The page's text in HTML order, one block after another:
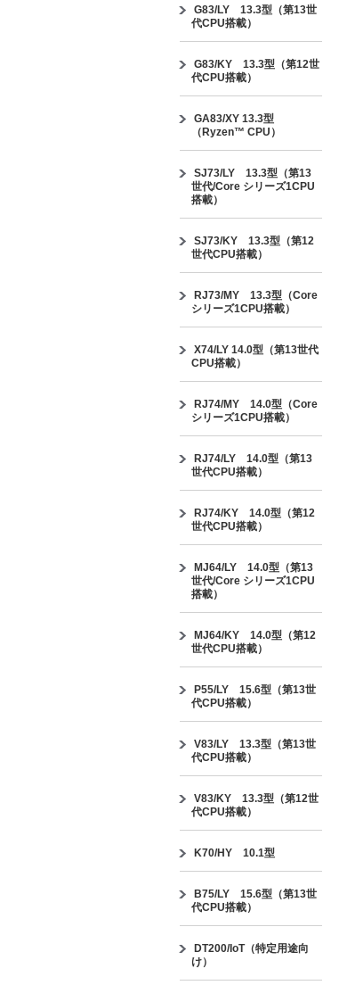
G83/LY 13.3型（第13世
代CPU搭載）
G83/KY 13.3型（第12世
代CPU搭載）
GA83/XY 13.3型
（Ryzen™ CPU）
SJ73/LY 13.3型（第13
世代/Core シリーズ1CPU
搭載）
SJ73/KY 13.3型（第12
世代CPU搭載）
RJ73/MY 13.3型（Core
シリーズ1CPU搭載）
X74/LY 14.0型（第13世代
CPU搭載）
RJ74/MY 14.0型（Core
シリーズ1CPU搭載）
RJ74/LY 14.0型（第13
世代CPU搭載）
RJ74/KY 14.0型（第12
世代CPU搭載）
MJ64/LY 14.0型（第13
世代/Core シリーズ1CPU
搭載）
MJ64/KY 14.0型（第12
世代CPU搭載）
P55/LY 15.6型（第13世
代CPU搭載）
V83/LY 13.3型（第13世
代CPU搭載）
V83/KY 13.3型（第12世
代CPU搭載）
K70/HY 10.1型
B75/LY 15.6型（第13世
代CPU搭載）
DT200/IoT（特定用途向
け）